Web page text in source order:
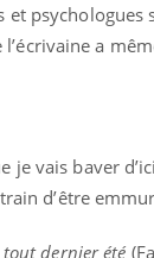
et psychologues
a
je vais baver
d’être
tout dernier été